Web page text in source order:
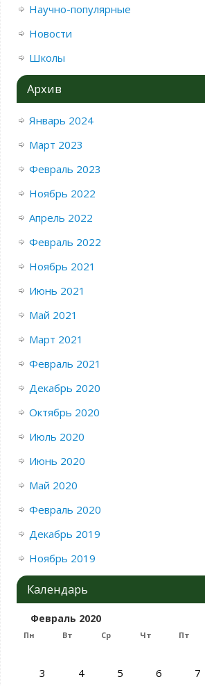
Научно-популярные
Новости
Школы
Архив
Январь 2024
Март 2023
Февраль 2023
Ноябрь 2022
Апрель 2022
Февраль 2022
Ноябрь 2021
Июнь 2021
Май 2021
Март 2021
Февраль 2021
Декабрь 2020
Октябрь 2020
Июль 2020
Июнь 2020
Май 2020
Февраль 2020
Декабрь 2019
Ноябрь 2019
Календарь
Февраль 2020
Пн Вт Ср Чт Пт
3
4 5 6 7